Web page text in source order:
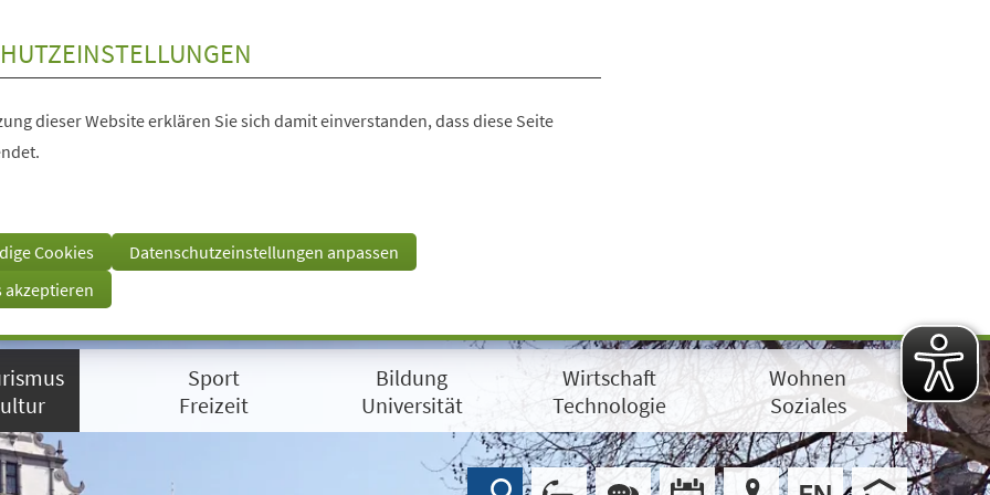
dieser Website erklären Sie sich damit einverstanden, dass diese Seite
Cookies
Datenschutzeinstellungen anpassen
akzeptieren
Sport
Freizeit
Bildung
Universität
Wirtschaft
Technologie
Wohnen
Soziales